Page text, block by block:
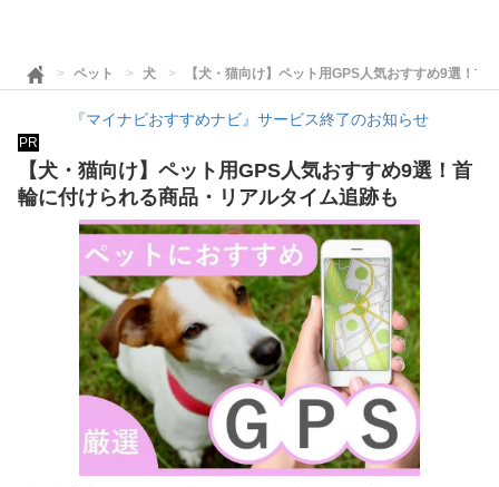
ペット 犬 【犬・猫向け】ペット用GPS人気おすすめ9選！
『マイナビおすすめナビ』サービス終了のお知らせ
PR
【犬・猫向け】ペット用GPS人気おすすめ9選！首
輪に付けられる商品・リアルタイム追跡も